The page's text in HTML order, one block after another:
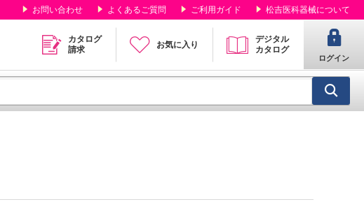
お問い合わせ よくあるご質問 ご利用ガイド 松吉医科器械について
カタログ
請求
お気に入り
デジタル
カタログ
ログイン